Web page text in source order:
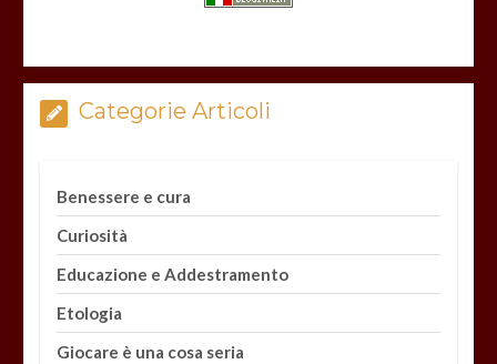
Categorie Articoli
Benessere e cura
Curiosità
Educazione e Addestramento
Etologia
Giocare è una cosa seria